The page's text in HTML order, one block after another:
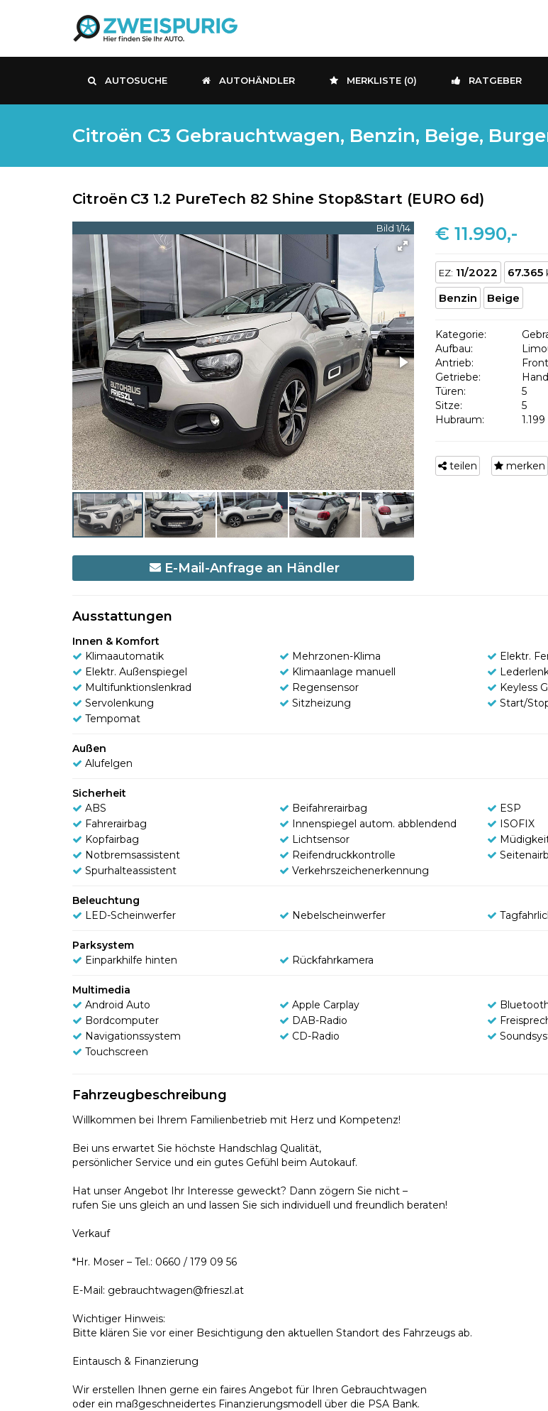
AUTOSUCHE AUTOHÄNDLER MERKLISTE (0) RATGEBER
Citroën C3 Gebrauchtwagen, Benzin, Beige,
Citroën C3 1.2 PureTech 82 Shine Stop&Start (EURO 6d)
Bild 1/14
E-Mail-Anfrage an Händler
€ 11.990,-
EZ: 11/2022 67.365
Benzin Beige
Kategorie:
Aufbau:
Antrieb:
Getriebe:
Türen:
5
Sitze:
5
Hubraum:
teilen merken
Ausstattungen
Innen & Komfort
Klimaautomatik
Mehrzonen-Klima
Elektr.
Elektr. Außenspiegel
Klimaanlage manuell
Multifunktionslenkrad
Regensensor
Keyless
Servolenkung
Sitzheizung
Start/
Tempomat
Außen
Alufelgen
Sicherheit
ABS
Beifahrerairbag
ESP
Fahrerairbag
Innenspiegel autom. abblendend
ISOFIX
Kopfairbag
Lichtsensor
Notbremsassistent
Reifendruckkontrolle
Spurhalteassistent
Verkehrszeichenerkennung
Beleuchtung
LED-Scheinwerfer
Nebelscheinwerfer
Parksystem
Einparkhilfe hinten
Rückfahrkamera
Multimedia
Android Auto
Apple Carplay
Bordcomputer
DAB-Radio
Navigationssystem
CD-Radio
Touchscreen
Fahrzeugbeschreibung
Willkommen bei Ihrem Familienbetrieb mit Herz und Kompetenz!
Bei uns erwartet Sie höchste Handschlag Qualität,
persönlicher Service und ein gutes Gefühl beim Autokauf.
Hat unser Angebot Ihr Interesse geweckt? Dann zögern Sie nicht –
rufen Sie uns gleich an und lassen Sie sich individuell und freundlich beraten!
Verkauf
*Hr. Moser – Tel.: 0660 / 179 09 56
E-Mail: gebrauchtwagen@frieszl.at
Wichtiger Hinweis:
Bitte klären Sie vor einer Besichtigung den aktuellen Standort des Fahrzeugs ab.
Eintausch & Finanzierung
Wir erstellen Ihnen gerne ein faires Angebot für Ihren Gebrauchtwagen
oder ein maßgeschneidertes Finanzierungsmodell über die PSA Bank.